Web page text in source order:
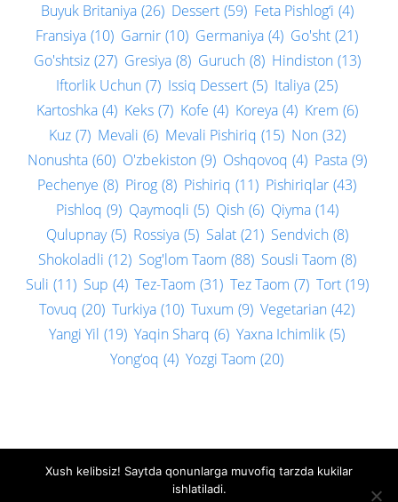
Buyuk Britaniya (26) Dessert (59) Feta Pishlog‘i (4)
Fransiya (10) Garnir (10) Germaniya (4) Go'sht (21)
Go'shtsiz (27) Gresiya (8) Guruch (8) Hindiston (13)
Iftorlik Uchun (7) Issiq Dessert (5) Italiya (25)
Kartoshka (4) Keks (7) Kofe (4) Koreya (4) Krem (6)
Kuz (7) Mevali (6) Mevali Pishiriq (15) Non (32)
Nonushta (60) O'zbekiston (9) Oshqovoq (4) Pasta (9)
Pechenye (8) Pirog (8) Pishiriq (11) Pishiriqlar (43)
Pishloq (9) Qaymoqli (5) Qish (6) Qiyma (14)
Qulupnay (5) Rossiya (5) Salat (21) Sendvich (8)
Shokoladli (12) Sog'lom Taom (88) Sousli Taom (8)
Suli (11) Sup (4) Tez-Taom (31) Tez Taom (7) Tort (19)
Tovuq (20) Turkiya (10) Tuxum (9) Vegetarian (42)
Yangi Yil (19) Yaqin Sharq (6) Yaxna Ichimlik (5)
Yong‘oq (4) Yozgi Taom (20)
Biz bilan bog'lanish Privacy policy
Xush kelibsiz! Saytda qonunlarga muvofiq tarzda kukilar
ishlatiladi.